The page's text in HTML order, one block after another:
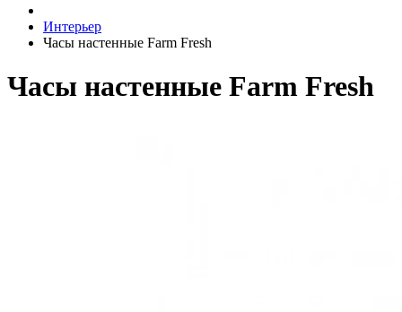
Интерьер
Часы настенные Farm Fresh
Часы настенные Farm Fresh